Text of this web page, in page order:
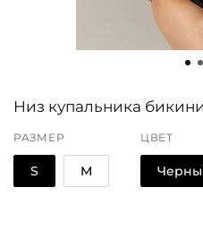
Низ купальника бикини
РАЗМЕР
S M
ЦВЕТ